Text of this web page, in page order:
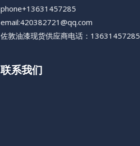
phone+13631457285
email:420382721@qq.com
佐敦油漆现货供应商电话：13631457285
联系我们